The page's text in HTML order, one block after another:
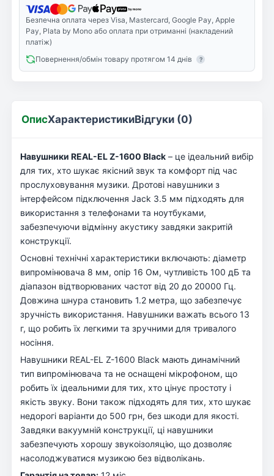
Безпечна оплата через Visa, Mastercard, Google Pay, Apple
Pay, Plata by Mono або оплата при отриманні (накладений
платіж)
Повернення/обмін товару протягом 14 днів
?
ОписХарактеристикиВідгуки (0)
Навушники REAL-EL Z-1600 Black – це ідеальний вибір
для тих, хто шукає якісний звук та комфорт під час
прослуховування музики. Дротові навушники з
інтерфейсом підключення Jack 3.5 мм підходять для
використання з телефонами та ноутбуками,
забезпечуючи відмінну акустику завдяки закритій
конструкції.
Основні технічні характеристики включають: діаметр
випромінювача 8 мм, опір 16 Ом, чутливість 100 дБ та
діапазон відтворюваних частот від 20 до 20000 Гц.
Довжина шнура становить 1.2 метра, що забезпечує
зручність використання. Навушники важать всього 13
г, що робить їх легкими та зручними для тривалого
носіння.
Навушники REAL-EL Z-1600 Black мають динамічний
тип випромінювача та не оснащені мікрофоном, що
робить їх ідеальними для тих, хто цінує простоту і
якість звуку. Вони також підходять для тих, хто шукає
недорогі варіанти до 500 грн, без шкоди для якості.
Завдяки вакуумній конструкції, ці навушники
забезпечують хорошу звукоізоляцію, що дозволяє
насолоджуватися музикою без відволікань.